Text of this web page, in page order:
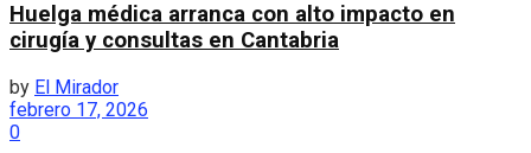
Huelga médica arranca con alto impacto en
cirugía y consultas en Cantabria
by El Mirador
febrero 17, 2026
0